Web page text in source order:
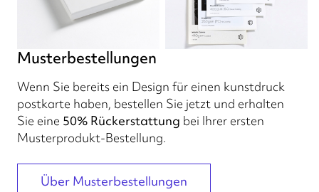
Musterbestellungen
Wenn Sie bereits ein Design für einen kunstdruck
postkarte haben, bestellen Sie jetzt und erhalten
Sie eine 50% Rückerstattung bei Ihrer ersten
Musterprodukt-Bestellung.
Über Musterbestellungen